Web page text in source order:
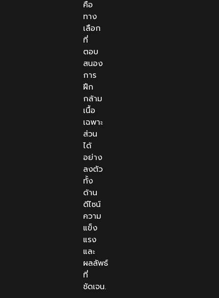
คือ
ทาง
เลือก
ที่
ตอบ
สนอง
การ
ฝึก
กล้าม
เนื้อ
เฉพาะ
ส่วน
ได้
อย่าง
ลงตัว
ทั้ง
ด้าน
ดีไซน์
ความ
แข็ง
แรง
และ
ผลลัพธ์
ที่
ชัดเจน.